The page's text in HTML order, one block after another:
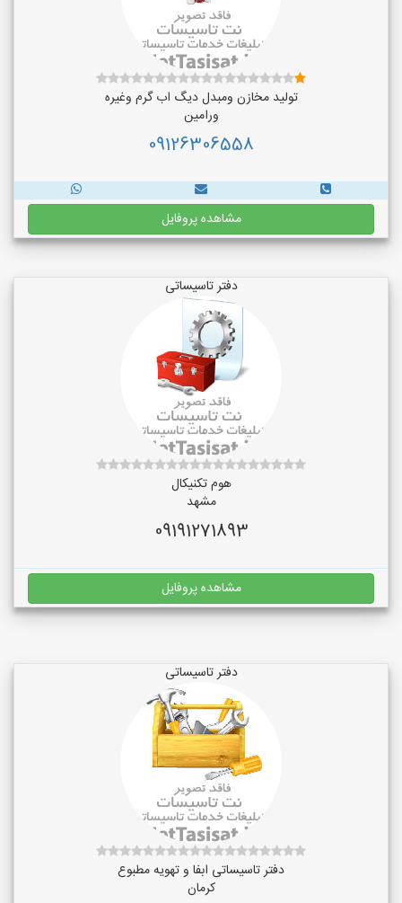
تولید مخازن ومبدل دیگ اب گرم وغیره
ورامین
09126306558
مشاهده پروفایل
دفتر تاسیساتی
هوم تکنیکال
مشهد
09191271893
مشاهده پروفایل
دفتر تاسیساتی
دفتر تاسیساتی ابفا و تهویه مطبوع
کرمان